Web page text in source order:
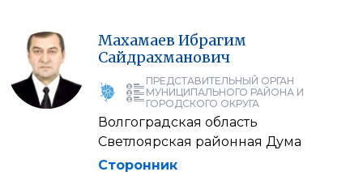
Махамаев Ибрагим
Сайдрахманович
ПРЕДСТАВИТЕЛЬНЫЙ ОРГАН
МУНИЦИПАЛЬНОГО РАЙОНА И
ГОРОДСКОГО ОКРУГА
Волгоградская область
Светлоярская районная Дума
Сторонник